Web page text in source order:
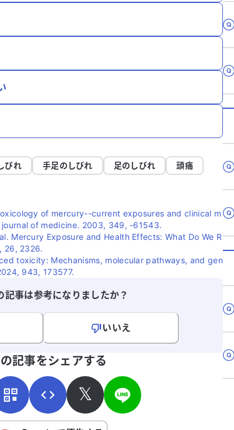
びれ 手足のしびれ 足のしびれ
頭痛
of mercury--current exposures and clinical m
of medicine. 2003, 349, -61543.
Mercury Exposure and Health Effects: What Do We R
26, 2326.
toxicity: Mechanisms, molecular pathways, and gen
943, 173577.
記事は参考になりましたか？
いいえ
記事をシェアする
𝕏